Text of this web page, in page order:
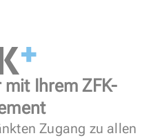
Ihrem ZFK-
Zugang zu allen